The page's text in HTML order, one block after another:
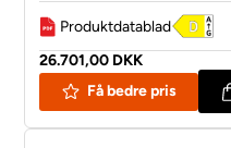
Produktdatablad
26.701,00 DKK
Få bedre pris